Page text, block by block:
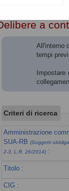
a
All'interno
tempi
Criteri di ricerca
Amministrazione
SUA-RB(Soggetti
2-3, L.R. 26/2014) :
Titolo :
CIG :